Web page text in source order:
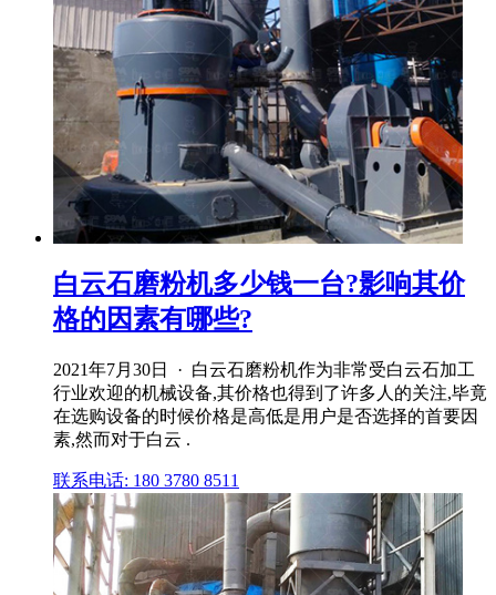
白云石磨粉机多少钱一台?影响其价
格的因素有哪些?
2021年7月30日 · 白云石磨粉机作为非常受白云石加工
行业欢迎的机械设备,其价格也得到了许多人的关注,毕竟
在选购设备的时候价格是高低是用户是否选择的首要因
素,然而对于白云 .
联系电话: 180 3780 8511